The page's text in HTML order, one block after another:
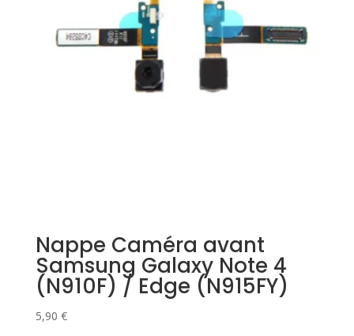
Nappe Caméra avant
Samsung Galaxy Note 4
(N910F) / Edge (N915FY)
5,90 €